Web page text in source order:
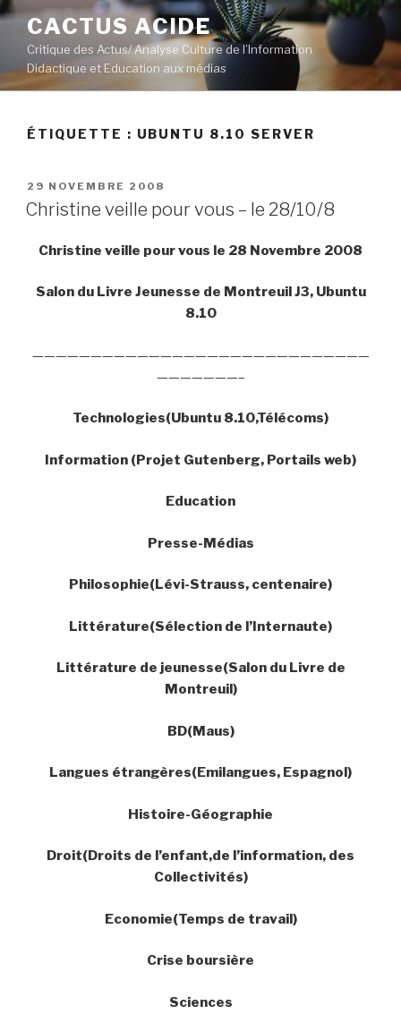
Aller
contenu
principal
CACTUS ACIDE
Critique des Actus/ Analyse Culture de l’Information
Didactique et Education aux médias
ÉTIQUETTE : UBUNTU 8.10 SERVER
PUBLIÉ
LE
29 NOVEMBRE 2008
Christine veille pour vous – le 28/10/8
Christine veille pour vous le 28 Novembre 2008
Salon du Livre Jeunesse de Montreuil J3, Ubuntu
8.10
—————————————————————————————
———————–
Technologies(Ubuntu 8.10,Télécoms)
Information (Projet Gutenberg, Portails web)
Education
Presse-Médias
Philosophie(Lévi-Strauss, centenaire)
Littérature(Sélection de l’Internaute)
Littérature de jeunesse(Salon du Livre de
Montreuil)
BD(Maus)
Langues étrangères(Emilangues, Espagnol)
Histoire-Géographie
Droit(Droits de l’enfant,de l’information, des
Collectivités)
Economie(Temps de travail)
Crise boursière
Sciences